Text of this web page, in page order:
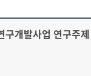
개발사업 연구주